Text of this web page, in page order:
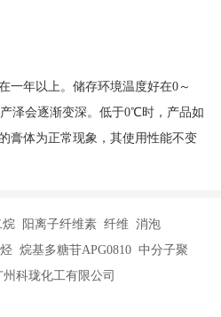
年以上。储存环境温度好在0～
泽会逐渐变深。低于0℃时，产品如
膏体为正常现象，其使用性能不变
烷 阳离子纤维素 纤维 消泡
烷基多糖苷APG0810 中分子聚
科珑化工有限公司